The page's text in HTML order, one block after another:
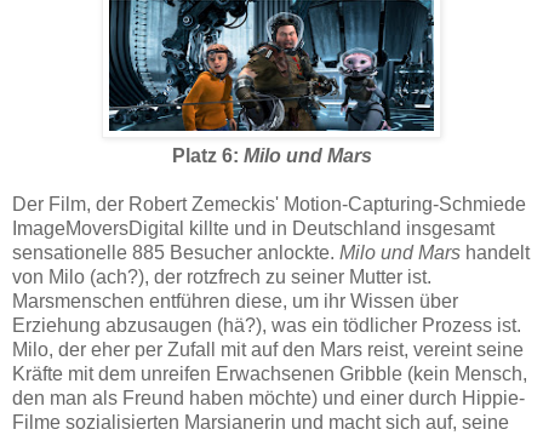
Platz 6: Milo und Mars
Der Film, der Robert Zemeckis' Motion-Capturing-Schmiede
ImageMoversDigital killte und in Deutschland insgesamt
sensationelle 885 Besucher anlockte. Milo und Mars handelt
von Milo (ach?), der rotzfrech zu seiner Mutter ist.
Marsmenschen entführen diese, um ihr Wissen über
Erziehung abzusaugen (hä?), was ein tödlicher Prozess ist.
Milo, der eher per Zufall mit auf den Mars reist, vereint seine
Kräfte mit dem unreifen Erwachsenen Gribble (kein Mensch,
den man als Freund haben möchte) und einer durch Hippie-
Filme sozialisierten Marsianerin und macht sich auf, seine